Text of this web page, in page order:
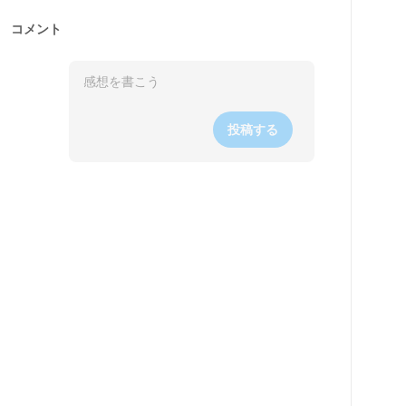
コメント
投稿する